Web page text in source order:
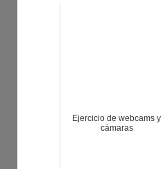
Ejercicio de webcams y
cámaras